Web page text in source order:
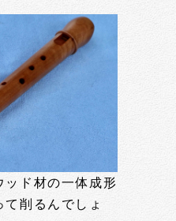
ッド材の一体成形
削るんでしょ